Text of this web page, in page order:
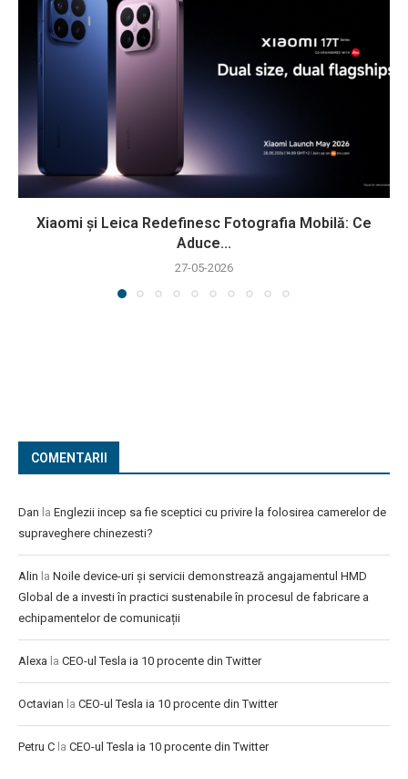
Xiaomi și Leica Redefinesc Fotografia Mobilă: Ce
Aduce...
27-05-2026
COMENTARII
Dan la Englezii incep sa fie sceptici cu privire la folosirea camerelor de
supraveghere chinezesti?
Alin la Noile device-uri și servicii demonstrează angajamentul HMD
Global de a investi în practici sustenabile în procesul de fabricare a
echipamentelor de comunicații
Alexa la CEO-ul Tesla ia 10 procente din Twitter
Octavian la CEO-ul Tesla ia 10 procente din Twitter
Petru C la CEO-ul Tesla ia 10 procente din Twitter